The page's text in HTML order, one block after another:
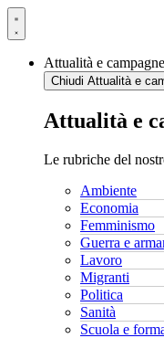
Vai
al
Attualità e campagne
Chiudi Attualità e
Attualità e
Le rubriche del
Ambiente
Economia
Femminismo
Guerra e
Lavoro
Migranti
Politica
Sanità
Scuola e